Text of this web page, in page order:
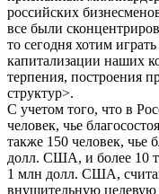
российских
все были
то сегодня хотим
капитализации наших
терпения, построения
структур>.
С учетом того, что в
человек, чье
также 150 человек, чье
долл. США, и более 10
1 млн долл. США,
внушительную целевую